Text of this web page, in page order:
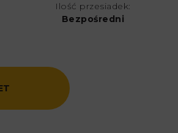
Ilość przesiadek:
Bezpośredni